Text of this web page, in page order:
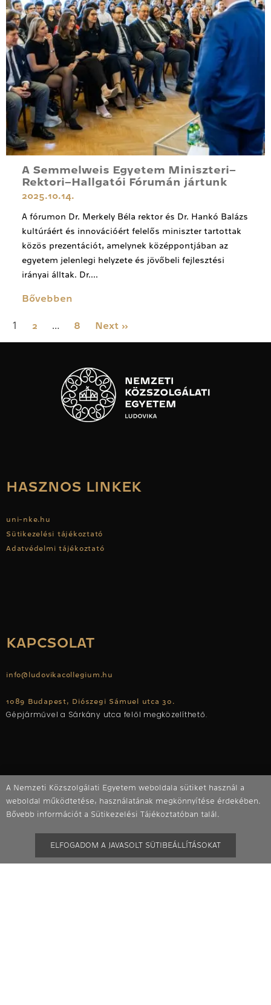
A Semmelweis Egyetem Miniszteri–
Rektori–Hallgatói Fórumán jártunk
2025.10.14.
A fórumon Dr. Merkely Béla rektor és Dr. Hankó Balázs
kultúráért és innovációért felelős miniszter tartottak
közös prezentációt, amelynek középpontjában az
egyetem jelenlegi helyzete és jövőbeli fejlesztési
irányai álltak. Dr....
Bővebben
1 2 … 8 Next »
HASZNOS LINKEK
uni-nke.hu
Sütikezelési tájékoztató
Adatvédelmi tájékoztató
KAPCSOLAT
info@ludovikacollegium.hu
1089 Budapest, Diószegi Sámuel utca 30.
Gépjárművel a Sárkány utca felől megközelíthető.
A Nemzeti Közszolgálati Egyetem weboldala sütiket használ a
weboldal működtetése, használatának megkönnyítése érdekében.
Bővebb információt a Sütikezelési Tájékoztatóban talál.
ELFOGADOM A JAVASOLT SÜTIBEÁLLÍTÁSOKAT